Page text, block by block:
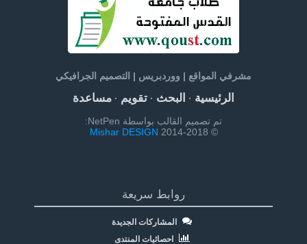
مشرفي المواقع | ووردبريس | التصميم الجرافيكي
الرئيسية· البحث· تقويم· مساعدة
تم تصميم القالب بواسطة NetPen:
© 2014-2018
Mishar DESIGN
روابط سريعة
المشاركات الجديدة
احصائيات المنتدى